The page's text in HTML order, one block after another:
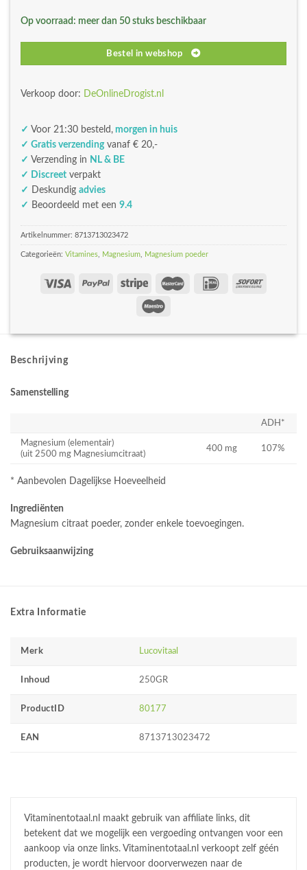
€22,59.€11,30.
Op voorraad: meer dan 50 stuks beschikbaar
Bestel in webshop
Verkoop door: DeOnlineDrogist.nl
✓ Voor 21:30 besteld, morgen in huis
✓ Gratis verzendingvanaf € 20,-
✓ Verzending in NL & BE
✓ Discreet verpakt
✓ Deskundig advies
✓ Beoordeeld met een 9.4
Artikelnummer: 8713713023472
Categorieën: Vitamines, Magnesium, Magnesium poeder
Beschrijving
Samenstelling
ADH*
Magnesium (elementair)
(uit 2500 mg Magnesiumcitraat)
400 mg 107%
* Aanbevolen Dagelijkse Hoeveelheid
Ingrediënten
Magnesium citraat poeder, zonder enkele toevoegingen.
Gebruiksaanwijzing
Extra Informatie
Merk Lucovitaal
Inhoud 250GR
ProductID 80177
EAN 8713713023472
Vitaminentotaal.nl maakt gebruik van affiliate links, dit
betekent dat we mogelijk een vergoeding ontvangen voor een
aankoop via onze links. Vitaminentotaal.nl verkoopt zelf géén
producten, je wordt hiervoor doorverwezen naar de